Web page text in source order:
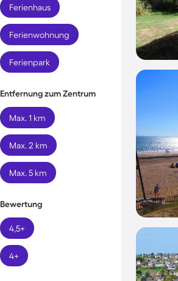
Ferienhaus
Ferienwohnung
Ferienpark
Entfernung zum Zentrum
Max. 1 km
Max. 2 km
Max. 5 km
Bewertung
4,5+
4+